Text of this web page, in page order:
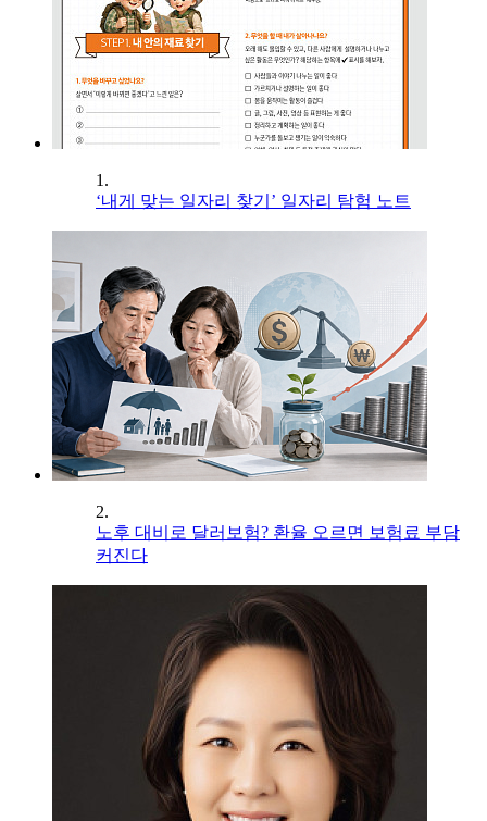
1.
‘내게 맞는 일자리 찾기’ 일자리 탐험 노트
2.
노후 대비로 달러보험? 환율 오르면 보험료 부담
커진다